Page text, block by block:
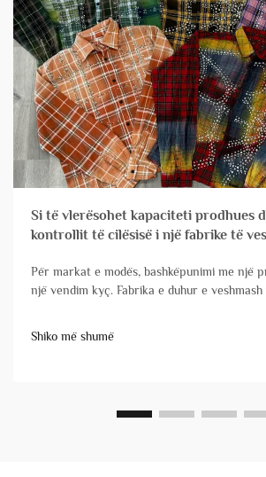
Si të vlerësohet kapaciteti prodhues
kontrollit të cilësisë i një fabrike të
Për markat e modës, bashkëpunimi me një
një vendim kyç. Fabrika e duhur e
Shiko më shumë